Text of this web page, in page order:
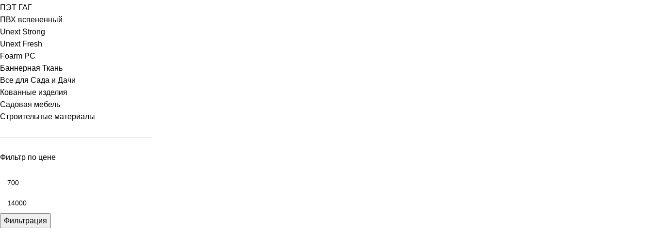
ПЭТ ГАГ
ПВХ вспененный
Unext Strong
Unext Fresh
Foarm PC
Баннерная Ткань
Все для Сада и Дачи
Кованные изделия
Садовая мебель
Строительные материалы
Фильтр по цене
Фильтрация